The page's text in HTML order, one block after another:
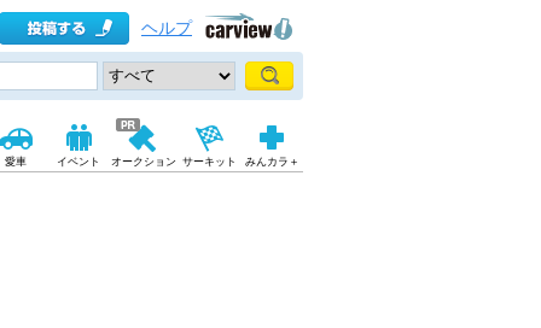
ヘルプ
愛車 イベント オークション サーキット みんカラ＋